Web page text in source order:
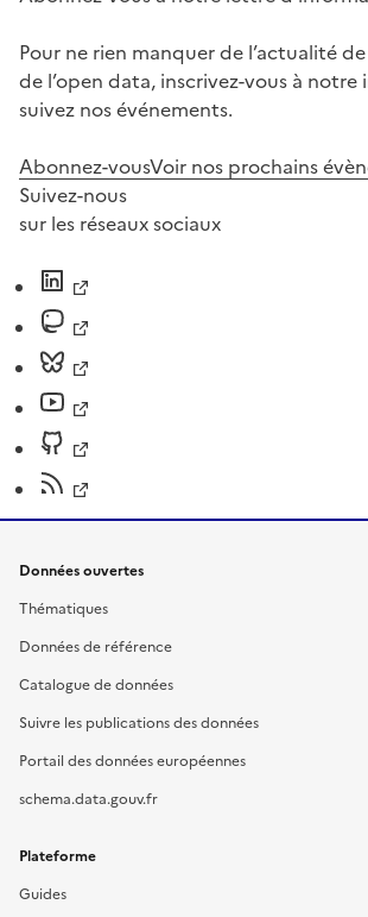
Pour ne rien manquer de l’actualité
de l’open data, inscrivez-vous à
suivez nos événements.
Abonnez-vousVoir nos prochains
Suivez-nous
sur les réseaux sociaux
Données ouvertes
Thématiques
Données de référence
Catalogue de données
Suivre les publications des données
Portail des données européennes
schema.data.gouv.fr
Plateforme
Guides